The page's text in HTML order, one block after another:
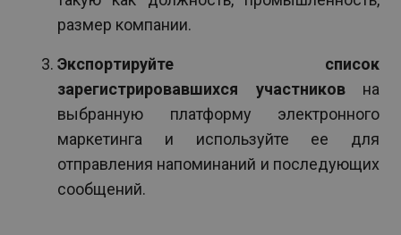
размер компании.
Экспортируйте список
зарегистрировавшихся участников на
выбранную платформу электронного
маркетинга и используйте ее для
отправления напоминаний и последующих
сообщений.